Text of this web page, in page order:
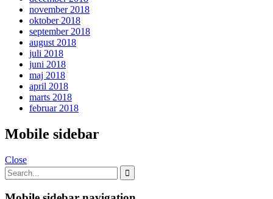
november 2018
oktober 2018
september 2018
august 2018
juli 2018
juni 2018
maj 2018
april 2018
marts 2018
februar 2018
Mobile sidebar
Close